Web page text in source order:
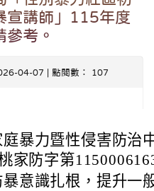
宣講師」115年度
考。
04-07 | 點閱數： 107
暴力暨性侵害防治
家防字第
意識扎根，提升一